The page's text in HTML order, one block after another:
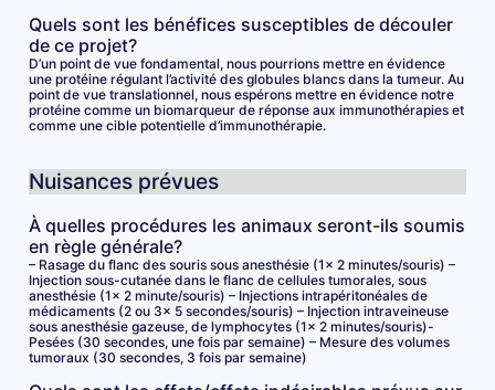
Quels sont les bénéfices susceptibles de découler
de ce projet?
D’un point de vue fondamental, nous pourrions mettre en évidence
une protéine régulant l’activité des globules blancs dans la tumeur. Au
point de vue translationnel, nous espérons mettre en évidence notre
protéine comme un biomarqueur de réponse aux immunothérapies et
comme une cible potentielle d’immunothérapie.
Nuisances prévues
À quelles procédures les animaux seront-ils soumis
en règle générale?
– Rasage du flanc des souris sous anesthésie (1x 2 minutes/souris) –
Injection sous-cutanée dans le flanc de cellules tumorales, sous
anesthésie (1x 2 minute/souris) – Injections intrapéritonéales de
médicaments (2 ou 3x 5 secondes/souris) – Injection intraveineuse
sous anesthésie gazeuse, de lymphocytes (1x 2 minutes/souris)-
Pesées (30 secondes, une fois par semaine) – Mesure des volumes
tumoraux (30 secondes, 3 fois par semaine)